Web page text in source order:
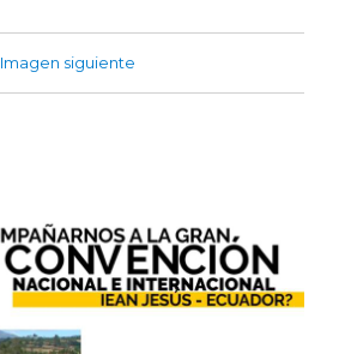
Imagen siguiente